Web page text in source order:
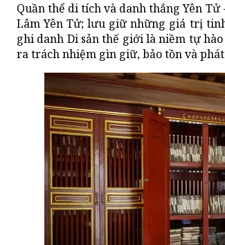
Quần thể di tích và danh thắng Yên
Lâm Yên Tử; lưu giữ những giá trị
ghi danh Di sản thế giới là niềm tự
ra trách nhiệm gìn giữ, bảo tồn và